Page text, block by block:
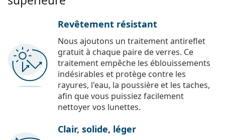
Revêtement résistant
Nous ajoutons un traitement antireflet
gratuit à chaque paire de verres. Ce
traitement empêche les éblouissements
indésirables et protège contre les
rayures, l'eau, la poussière et les taches,
afin que vous puissiez facilement
nettoyer vos lunettes.
Clair, solide, léger